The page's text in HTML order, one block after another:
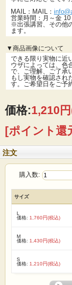
MAIL：MAIL：
営業時間：月～金
※出張講習、その他
ます。
▼商品画像について
できる限り実物に近
ウザによっては、色
で、ご理解、ご了承
もし実物を確認され
す。ご希望日をご予
価格:1,210円
[ポイント
注文
購入数:
サイズ
L
価格: 1,760円(税込)
M
価格: 1,430円(税込)
S
価格: 1,210円(税込)